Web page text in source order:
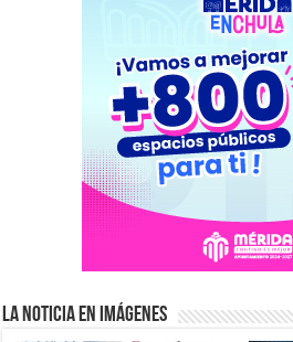
La Noticia en Imágenes